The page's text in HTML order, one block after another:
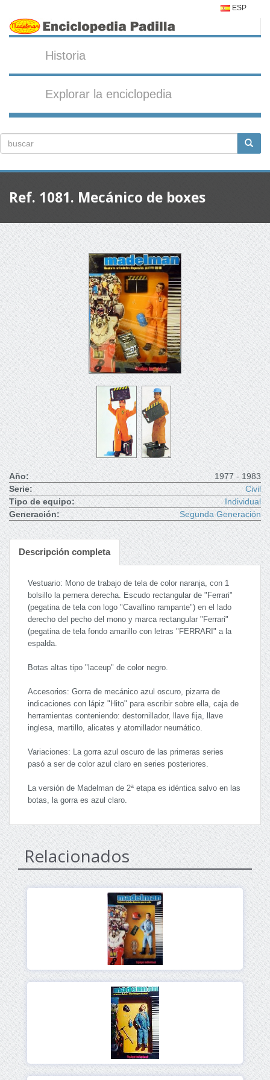
ESP
Historia
Explorar la enciclopedia
Ref. 1081. Mecánico de boxes
Año:
1977 - 1983
Serie:
Civil
Tipo de equipo:
Individual
Generación:
Segunda Generación
Descripción completa
Vestuario: Mono de trabajo de tela de color naranja, con 1
bolsillo la pernera derecha. Escudo rectangular de "Ferrari"
(pegatina de tela con logo "Cavallino rampante") en el lado
derecho del pecho del mono y marca rectangular "Ferrari"
(pegatina de tela fondo amarillo con letras "FERRARI" a la
espalda.
Botas altas tipo "laceup" de color negro.
Accesorios: Gorra de mecánico azul oscuro, pizarra de
indicaciones con lápiz "Hito" para escribir sobre ella, caja de
herramientas conteniendo: destornillador, llave fija, llave
inglesa, martillo, alicates y atornillador neumático.
Variaciones: La gorra azul oscuro de las primeras series
pasó a ser de color azul claro en series posteriores.
La versión de Madelman de 2ª etapa es idéntica salvo en las
botas, la gorra es azul claro.
Relacionados
Ver
Ver